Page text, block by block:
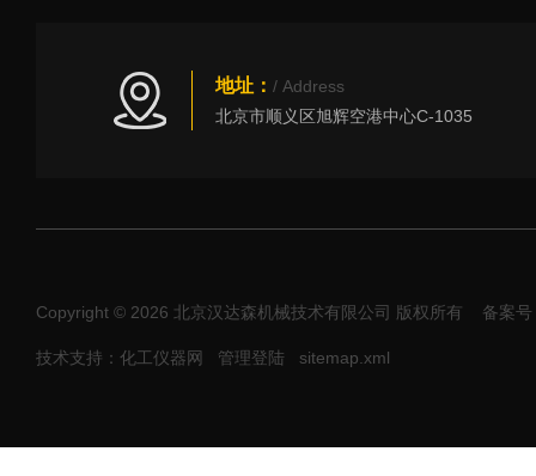
地址： / Address
北京市顺义区旭辉空港中心C-1035
Copyright © 2026 北京汉达森机械技术有限公司 版权所有 备案
技术支持：化工仪器网 管理登陆 sitemap.xml